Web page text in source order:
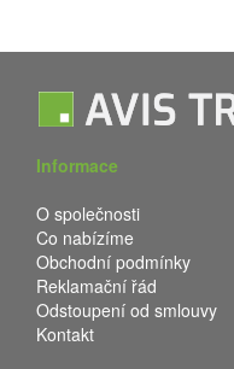
Informace
O společnosti
Co nabízíme
Obchodní podmínky
Reklamační řád
Odstoupení od smlouvy
Kontakt